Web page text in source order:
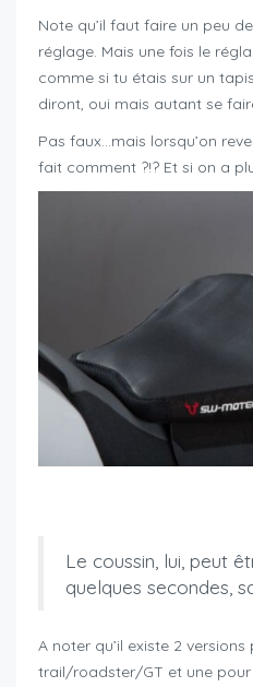
Note qu’il faut faire un peu
réglage. Mais une fois le
comme si tu étais sur un
diront, oui mais autant se
Pas faux…mais lorsqu’on
fait comment ?!? Et si on a
Le coussin, lui, peut
quelques secondes,
A noter qu’il existe 2
trail/roadster/GT et une